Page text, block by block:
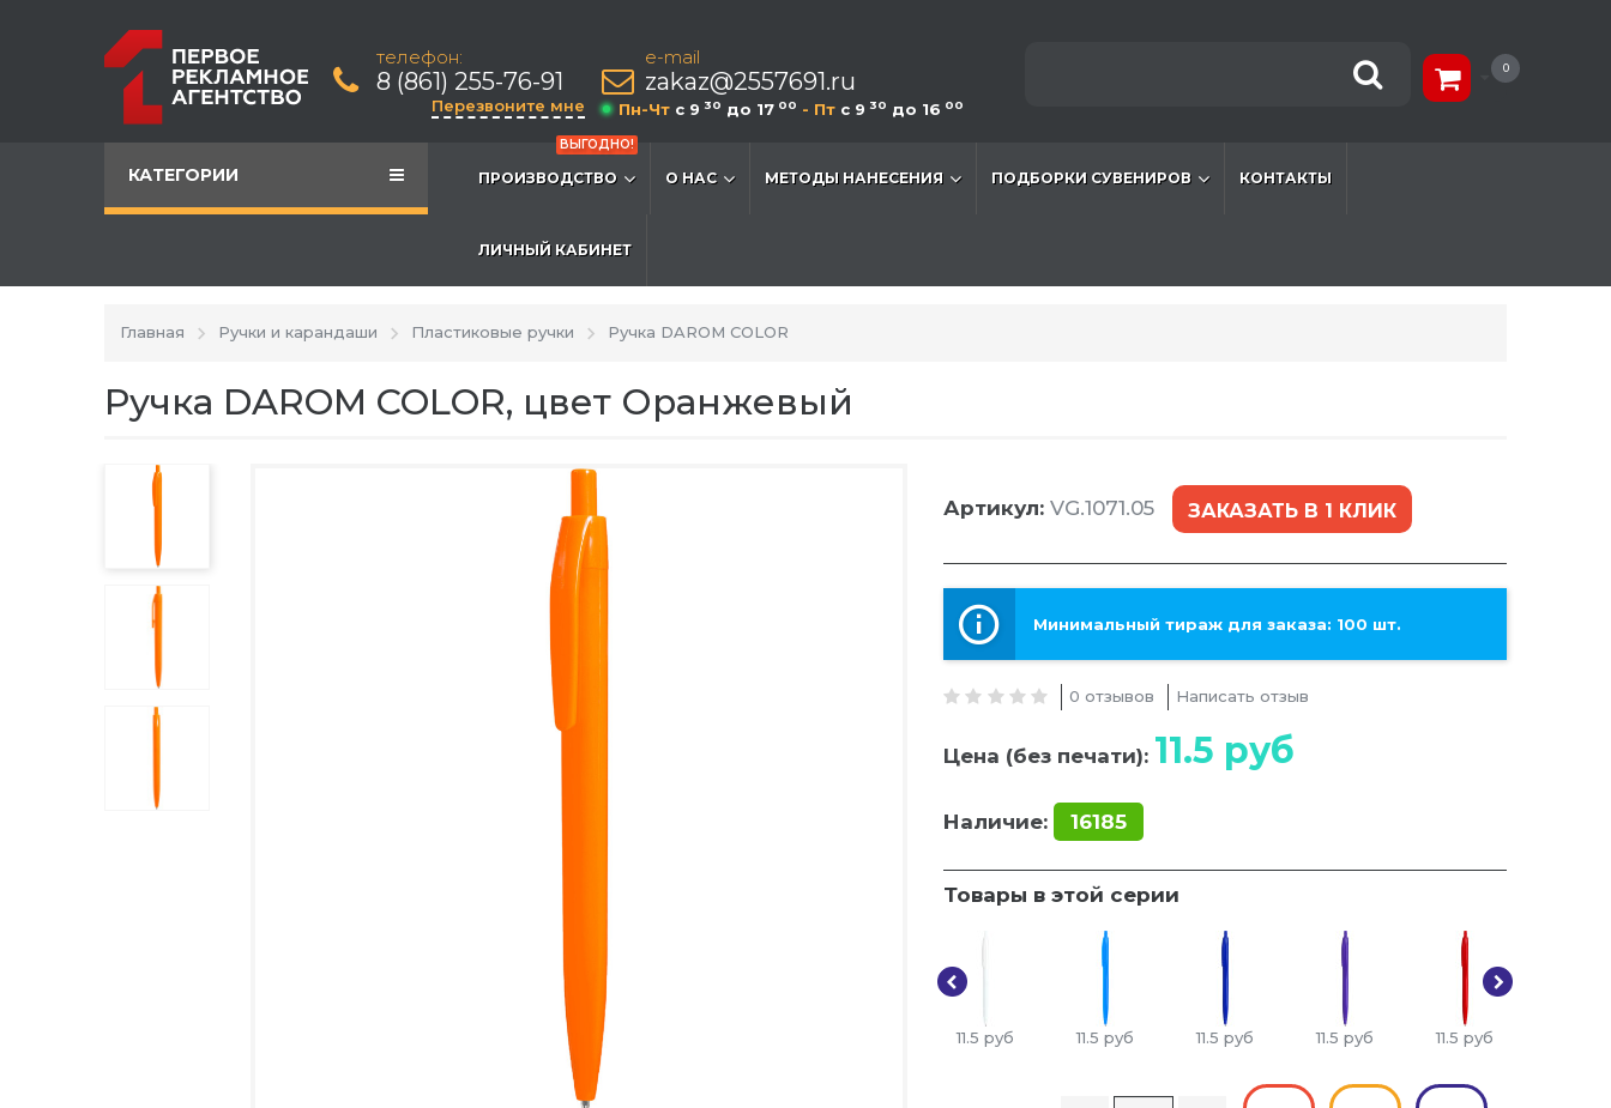
телефон:
8 (861) 255-76-91
Перезвоните мне
e-mail
zakaz@2557691.ru
Пн-Чт c 9 30 до 17 00 - Пт c 9 30 до 16 00
0
КАТЕГОРИИ
ВЫГОДНО!
ПРОИЗВОДСТВО О НАС МЕТОДЫ НАНЕСЕНИЯ ПОДБОРКИ СУВЕНИРОВ КОНТАКТЫ
ЛИЧНЫЙ КАБИНЕТ
Главная Ручки и карандаши Пластиковые ручки Ручка DAROM COLOR
Ручка DAROM COLOR, цвет Оранжевый
Артикул: VG.1071.05 ЗАКАЗАТЬ В 1 КЛИК
Минимальный тираж для заказа: 100 шт.
0 отзывов Написать отзыв
Цена (без печати): 11.5 руб
Наличие: 16185
Товары в этой серии
11.5 руб 11.5 руб 11.5 руб 11.5 руб 11.5 руб